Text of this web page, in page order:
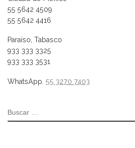
55 5642 4509
55 5642 4416
Paraíso, Tabasco
933 333 3325
933 333 3531
WhatsApp. 55 3270 7403
BUSCAR